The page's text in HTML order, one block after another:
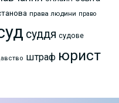
права людини право
суддя судове
штраф юрист